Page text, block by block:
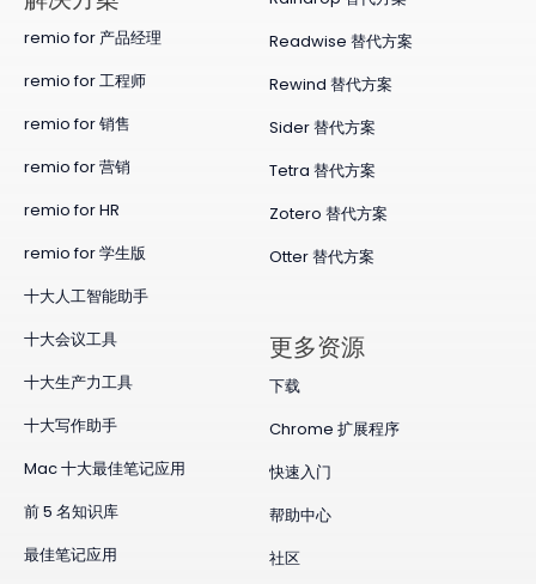
Readwise 替代方案
Rewind 替代方案
Sider 替代方案
Tetra 替代方案
Zotero 替代方案
Otter 替代方案
remio for 产品经理
remio for 工程师
remio for 销售
remio for 营销
remio for HR
remio for 学生版
十大人工智能助手
十大会议工具
十大生产力工具
十大写作助手
Mac 十大最佳笔记应用
前 5 名知识库
最佳笔记应用
更多资源
下载
Chrome 扩展程序
快速入门
帮助中心
社区